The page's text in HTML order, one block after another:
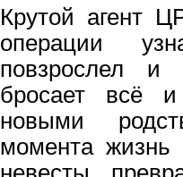
Крутой агент
операции
повзрослел
бросает всё
новыми
момента